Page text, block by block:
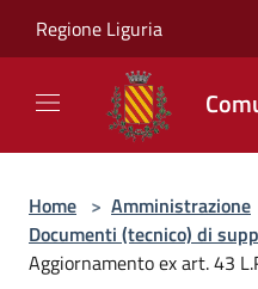
Regione Liguria
Home > Amministrazione
Documenti (tecnico) di
Aggiornamento ex art. 43